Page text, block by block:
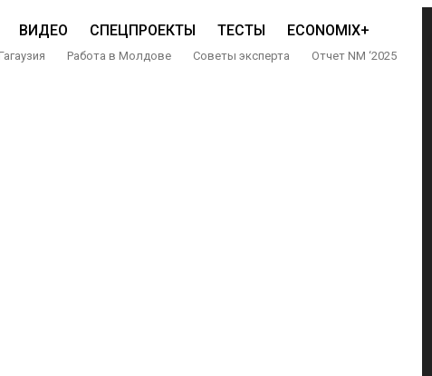
ВИДЕО СПЕЦПРОЕКТЫ ТЕСТЫ ECONOMIX+
Работа в Молдове Советы эксперта Отчет NM ‘2025